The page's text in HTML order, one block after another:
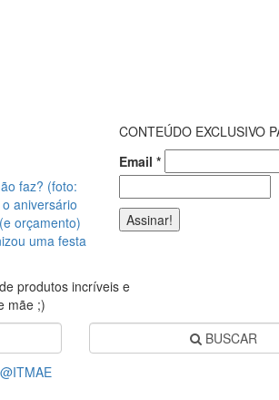
faz? (foto:
aniversário
orçamento)
uma festa
CONTEÚDO EXCLUSIVO
Email *
produtos incríveis e
mãe ;)
BUSCAR